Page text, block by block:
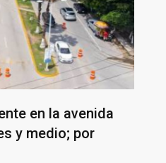
en la avenida
y medio; por